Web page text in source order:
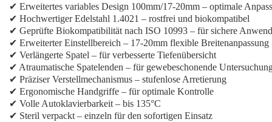
✔ Erweitertes variables Design 100mm/17-20mm – optimale
✔ Hochwertiger Edelstahl 1.4021 – rostfrei und biokompatibel
✔ Geprüfte Biokompatibilität nach ISO 10993 – für sichere
✔ Erweiterter Einstellbereich – 17-20mm flexible Breitenanpassung
✔ Verlängerte Spatel – für verbesserte Tiefenübersicht
✔ Atraumatische Spatelenden – für gewebeschonende
✔ Präziser Verstellmechanismus – stufenlose Arretierung
✔ Ergonomische Handgriffe – für optimale Kontrolle
✔ Volle Autoklavierbarkeit – bis 135°C
✔ Steril verpackt – einzeln für den sofortigen Einsatz